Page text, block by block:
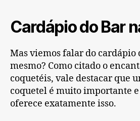
Cardápio do Bar
Mas viemos falar do cardápio
mesmo? Como citado o
coquetéis, vale destacar que
coquetel é muito importante
oferece exatamente isso.